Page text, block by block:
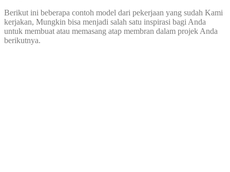
Berikut ini beberapa contoh model dari pekerjaan yang sudah Kami
kerjakan, Mungkin bisa menjadi salah satu inspirasi bagi Anda
untuk membuat atau memasang atap membran dalam projek Anda
berikutnya.